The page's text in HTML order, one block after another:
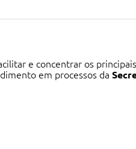
e concentrar os
em processos da